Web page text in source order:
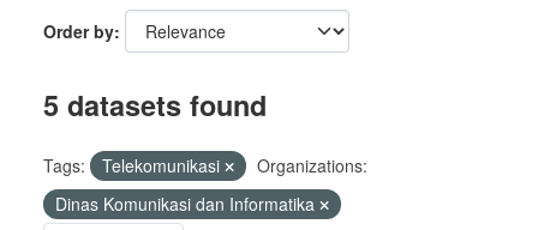
Order by
5 datasets found
Tags: Telekomunikasi
Organizations:
Dinas Komunikasi dan Informatika